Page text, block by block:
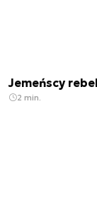
Jemeńscy
2 min.